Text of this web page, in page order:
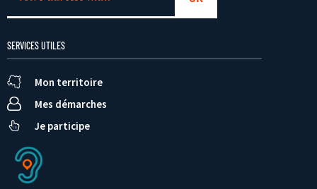
SERVICES UTILES
Mon territoire
Mes démarches
Je participe